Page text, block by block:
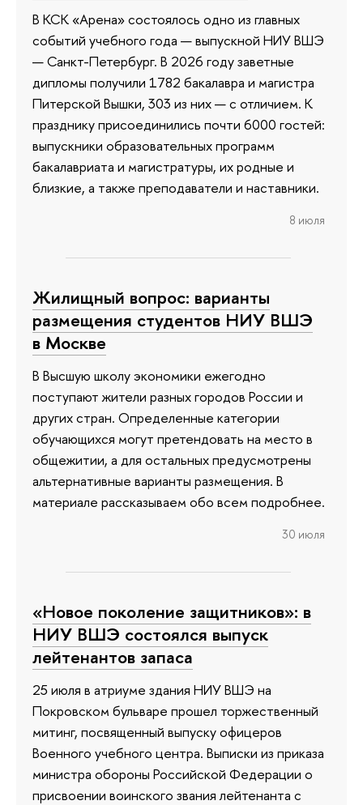
В КСК «Арена» состоялось одно из главных
событий учебного года — выпускной НИУ ВШЭ
— Санкт-Петербург. В 2026 году заветные
дипломы получили 1782 бакалавра и магистра
Питерской Вышки, 303 из них — с отличием. К
празднику присоединились почти 6000 гостей:
выпускники образовательных программ
бакалавриата и магистратуры, их родные и
близкие, а также преподаватели и наставники.
8 июля
Жилищный вопрос: варианты
размещения студентов НИУ ВШЭ
в Москве
В Высшую школу экономики ежегодно
поступают жители разных городов России и
других стран. Определенные категории
обучающихся могут претендовать на место в
общежитии, а для остальных предусмотрены
альтернативные варианты размещения. В
материале рассказываем обо всем подробнее.
30 июля
«Новое поколение защитников»: в
НИУ ВШЭ состоялся выпуск
лейтенантов запаса
25 июля в атриуме здания НИУ ВШЭ на
Покровском бульваре прошел торжественный
митинг, посвященный выпуску офицеров
Военного учебного центра. Выписки из приказа
министра обороны Российской Федерации о
присвоении воинского звания лейтенанта с